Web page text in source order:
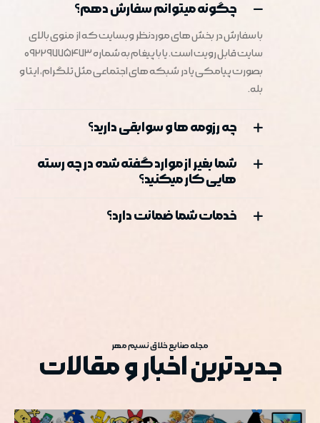
چگونه میتوانم سفارش دهم؟
با سفارش در بخش های موردنظر وبسایت که از منوی بالای
سایت قابل رویت است. یا با پیغام به شماره 09229775473
بصورت پیامکی یا در شبکه های اجتماعی مثل تلگرام، ایتا و
بله.
چه رزومه ها و سوابقی دارید؟
شما بغیر از موارد گفته شده در چه رسته
هایی کار میکنید؟
خدمات شما ضمانت دارد؟
مجله صنایع خلاق نسیم مهر
جدیدترین اخبار و مقالات